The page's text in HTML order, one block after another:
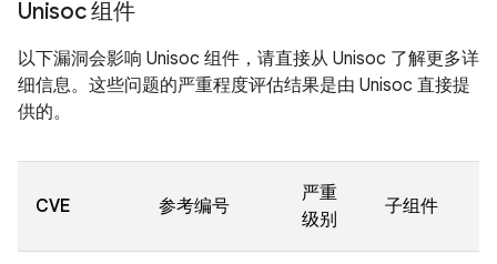
Unisoc 组件
以下漏洞会影响 Unisoc 组件，请直接从 Unisoc 了解更多详
细信息。这些问题的严重程度评估结果是由 Unisoc 直接提
供的。
CVE 参考编号
严重
级别
子组件